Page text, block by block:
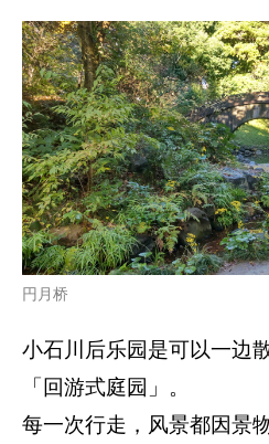
円月桥
小石川后乐园是可以一边
「回游式庭园」。
每一次行走，风景都因景